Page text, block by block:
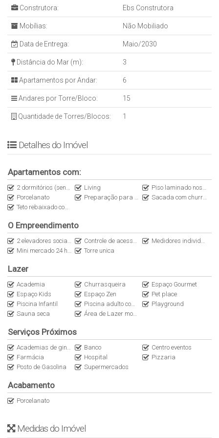
Construtora: Ebs Construtora
Mobílias: Não Mobiliado
Data de Entrega: Maio/2030
Distância do Mar (m): 3
Apartamentos por Andar: 6
Andares por Torre/Bloco: 15
Quantidade de Torres/Blocos: 1
Detalhes do Imóvel
Apartamentos com:
2 dormitórios (sendo 1 suite) Living
Piso laminado nos dormitórios
Porcelanato
Preparação para split na sala e dormitórios
Sacada com churrasqueira a carvão
Teto rebaixado com gesso
O Empreendimento
2 elevadores sociais Controle de acesso por biometria e senha
Medidores individuais de água, luz e gás
Mini mercado 24 horas.
Torre unica
Lazer
Academia Churrasqueira
Espaço Gourmet
Espaço Kids
Espaço Zen
Pet place
Piscina Infantil
Piscina adulto com borda infinita
Playground
Sauna seca
Área de Lazer mobiliada, decorada e equipada
Serviços Próximos
Academias de ginástica Banco
Centro eventos
Farmácia
Hospital
Pizzaria
Posto de Gasolina
Supermercados
Acabamento
Porcelanato
Medidas do Imóvel